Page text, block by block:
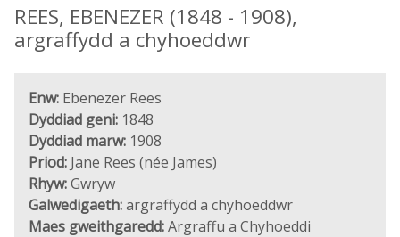
REES, EBENEZER (1848 - 1908),
argraffydd a chyhoeddwr
Enw: Ebenezer Rees
Dyddiad geni: 1848
Dyddiad marw: 1908
Priod: Jane Rees (née James)
Rhyw:Gwryw
Galwedigaeth:argraffydd a chyhoeddwr
Maes gweithgaredd:Argraffu a Chyhoeddi